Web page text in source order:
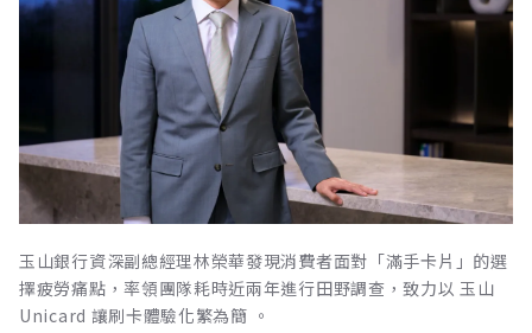
玉山銀行資深副總經理林榮華發現消費者面對「滿手卡片」的選
擇疲勞痛點，率領團隊耗時近兩年進行田野調查，致力以 玉山
Unicard 讓刷卡體驗化繁為簡 。